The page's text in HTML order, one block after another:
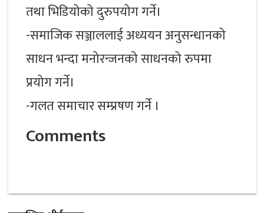
तथा भिडियोको दुरुपयोग गर्ने।
-समाजिक सञ्जाललाई अध्ययन अनुसन्धानको
साधन भन्दा मनोरन्जनको साधनको रुपमा
प्रयोग गर्ने।
-गलत समाचार सम्प्रषण गर्ने ।
Comments